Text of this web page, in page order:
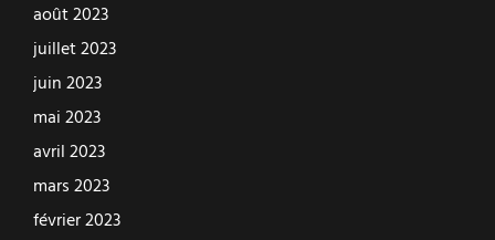
août 2023
juillet 2023
juin 2023
mai 2023
avril 2023
mars 2023
février 2023